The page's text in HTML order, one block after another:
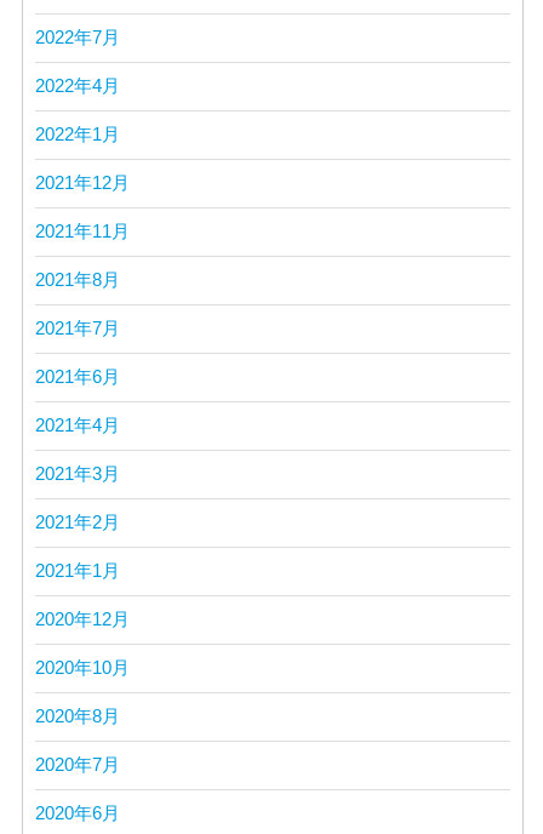
2022年7月
2022年4月
2022年1月
2021年12月
2021年11月
2021年8月
2021年7月
2021年6月
2021年4月
2021年3月
2021年2月
2021年1月
2020年12月
2020年10月
2020年8月
2020年7月
2020年6月